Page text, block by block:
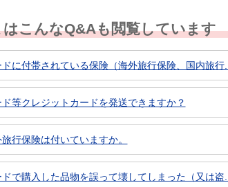
こんなQ&Aも閲覧しています
に付帯されている保険（海外旅行保険、国内旅行...
等クレジットカードを発送できますか？
行保険は付いていますか。
で購入した品物を誤って壊してしまった（又は盗...